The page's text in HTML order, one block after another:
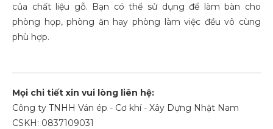
của chất liệu gỗ. Bạn có thể sử dụng để làm bàn cho
phòng họp, phòng ăn hay phòng làm việc đều vô cùng
phù hợp.
Mọi chi tiết xin vui lòng liên hệ:
Công ty TNHH Ván ép - Cơ khí - Xây Dựng Nhật Nam
CSKH: 0837109031